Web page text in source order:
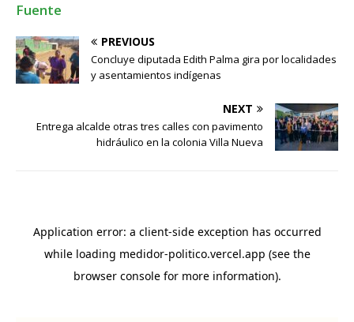
Fuente
PREVIOUS
Concluye diputada Edith Palma gira por localidades
y asentamientos indígenas
NEXT
Entrega alcalde otras tres calles con pavimento
hidráulico en la colonia Villa Nueva